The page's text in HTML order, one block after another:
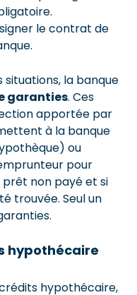
le contrat de
situations, la banque
garanties. Ces
apportée par
à la banque
ou
pour
non payé et si
trouvée. Seul un
hypothécaire
hypothécaire,